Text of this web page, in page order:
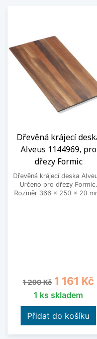
Dřevěná krájecí
Alveus 1144969, pro
dřezy Formic
Dřevěná krájecí deska
Určeno pro dřezy Formic.
Rozměr 366 x 250 x 20
Běžná cena
1 290 Kč Cena
1 161 Kč
1 ks skladem
Přidat do košíku